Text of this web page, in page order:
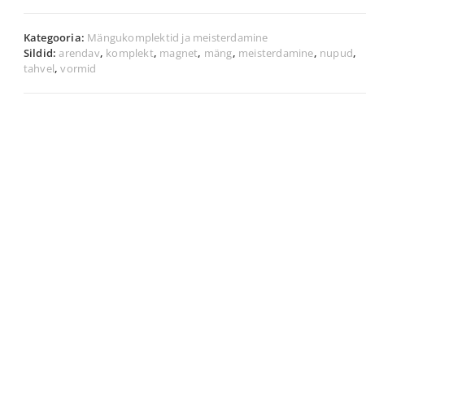
Kategooria: Mängukomplektid ja meisterdamine
Sildid:arendav, komplekt, magnet, mäng, meisterdamine, nupud,
tahvel,vormid